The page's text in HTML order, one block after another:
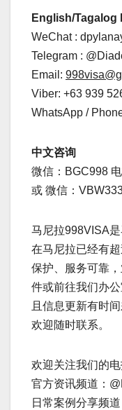
English/Tagalog
WeChat :
Telegram :
Email:
Viber: +63 939
WhatsApp /
中文咨询
微信：BGC998
或 微信：
马尼拉998VISA
在马尼拉已经有
保护、服务可靠
件或前往我们办
且信息更新有时
欢迎随时联系。
欢迎关注我们的
官方资讯频道：
日常案例分享频